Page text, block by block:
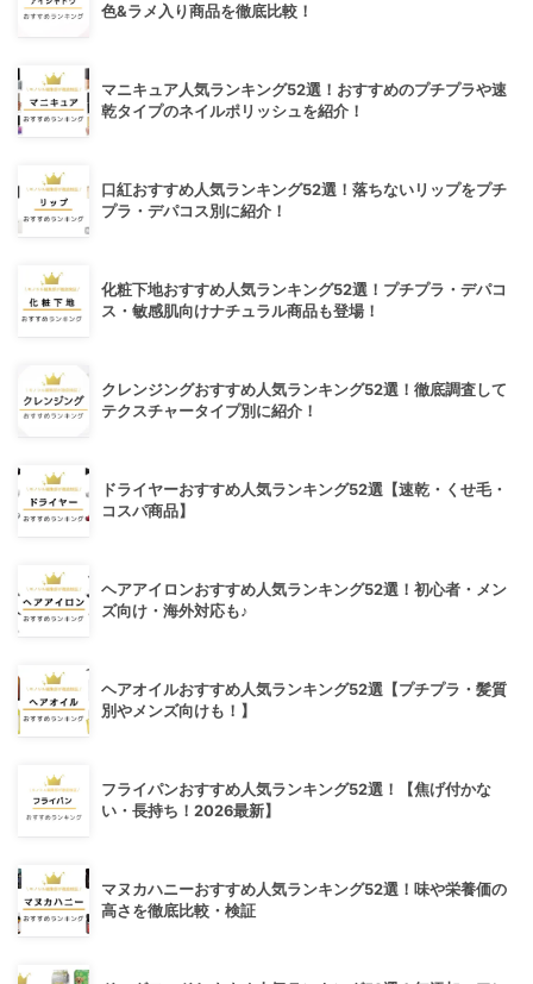
色&ラメ入り商品を徹底比較！
マニキュア人気ランキング52選！おすすめのプチプラや速
乾タイプのネイルポリッシュを紹介！
口紅おすすめ人気ランキング52選！落ちないリップをプチ
プラ・デパコス別に紹介！
化粧下地おすすめ人気ランキング52選！プチプラ・デパコ
ス・敏感肌向けナチュラル商品も登場！
クレンジングおすすめ人気ランキング52選！徹底調査して
テクスチャータイプ別に紹介！
ドライヤーおすすめ人気ランキング52選【速乾・くせ毛・
コスパ商品】
ヘアアイロンおすすめ人気ランキング52選！初心者・メン
ズ向け・海外対応も♪
ヘアオイルおすすめ人気ランキング52選【プチプラ・髪質
別やメンズ向けも！】
フライパンおすすめ人気ランキング52選！【焦げ付かな
い・長持ち！2026最新】
マヌカハニーおすすめ人気ランキング52選！味や栄養価の
高さを徹底比較・検証